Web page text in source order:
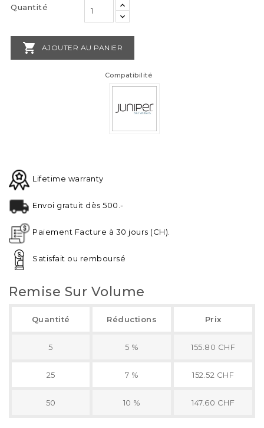
Quantité
 AJOUTER AU PANIER
Compatibilité
Lifetime warranty
Envoi gratuit dès 500.-
Paiement Facture à 30 jours (CH).
Satisfait ou remboursé
Remise Sur Volume
Quantité Réductions Prix
5 5 % 155.80 CHF
25 7 % 152.52 CHF
50 10 % 147.60 CHF